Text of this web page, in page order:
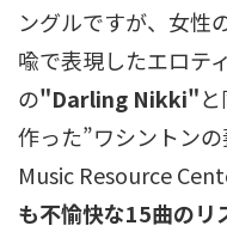
ングルですが、女性
喩で表現したエロテ
の"Darling Nikki"
作った”ワシントン
Music Resource
も不愉快な15曲のリ